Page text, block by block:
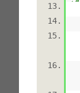
13.
14.
15.
16.